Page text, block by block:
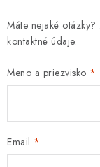
Máte nejaké
kontaktné údaje.
Meno a priezvisko
Email